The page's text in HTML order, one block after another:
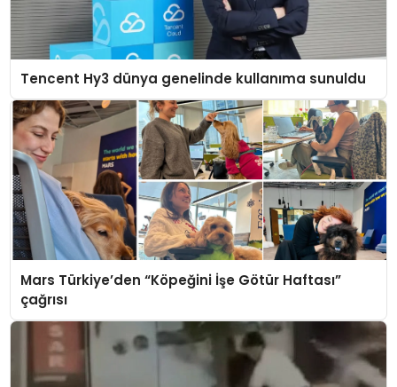
Tencent Hy3 dünya genelinde kullanıma sunuldu
Mars Türkiye’den “Köpeğini İşe Götür Haftası”
çağrısı